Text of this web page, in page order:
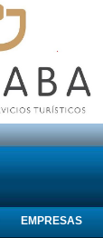
EMPRESAS